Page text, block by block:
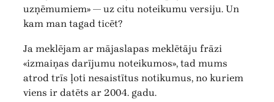
uzņēmumiem» — uz citu noteikumu versiju. Un
kam man tagad ticēt?
Ja meklējam ar mājaslapas meklētāju frāzi
«izmaiņas darījumu noteikumos», tad mums
atrod trīs ļoti nesaistītus notikumus, no kuriem
viens ir datēts ar 2004. gadu.